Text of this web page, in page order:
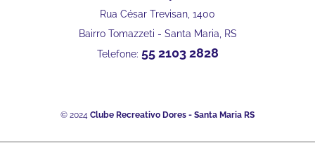
Rua César Trevisan, 1400
Bairro Tomazzeti - Santa Maria, RS
Telefone: 55 2103 2828
© 2024 Clube Recreativo Dores - Santa Maria RS